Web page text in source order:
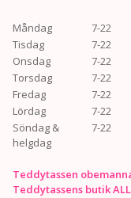
Måndag
7-22
Tisdag
7-22
Onsdag
7-22
Torsdag
7-22
Fredag
7-22
Lördag
7-22
Söndag &
helgdag
7-22
Teddytassen
Teddytassens butik